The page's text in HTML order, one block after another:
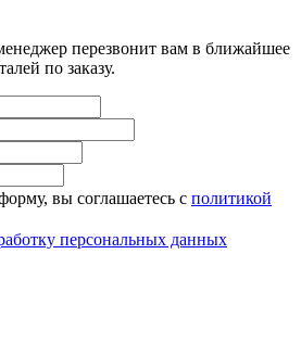
перезвонит вам в ближайшее
по заказу.
вы соглашаетесь с политикой
персональных данных